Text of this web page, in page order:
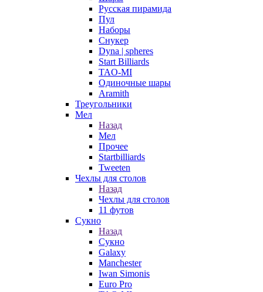
Русская пирамида
Пул
Наборы
Снукер
Dyna | spheres
Start Billiards
TAO-MI
Одиночные шары
Aramith
Треугольники
Мел
Назад
Мел
Прочее
Startbilliards
Tweeten
Чехлы для столов
Назад
Чехлы для столов
11 футов
Сукно
Назад
Сукно
Galaxy
Manchester
Iwan Simonis
Euro Pro